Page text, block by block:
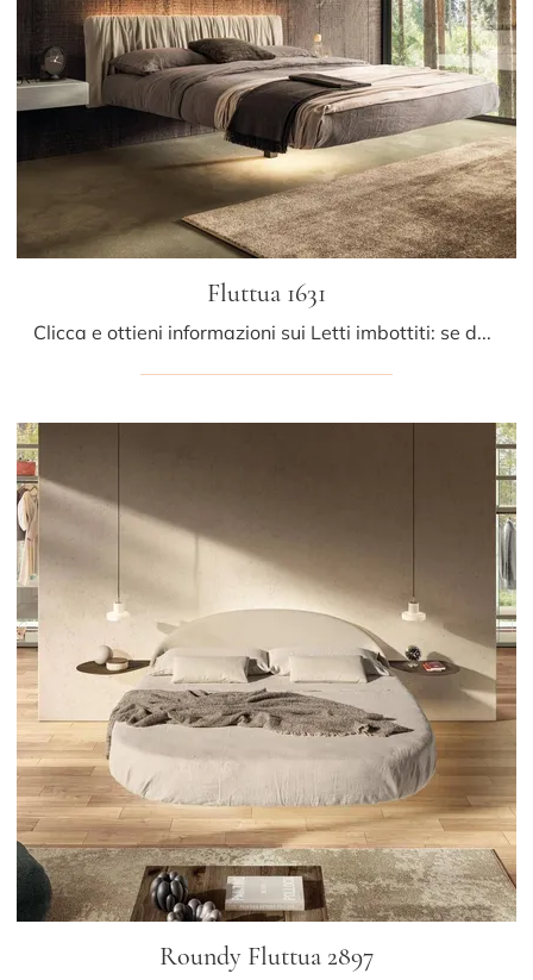
Fluttua 1631
Clicca e ottieni informazioni sui Letti imbottiti: se desideri modelli matrimoniali design, il modello Fluttua 1631 Lago fa per te.
Roundy Fluttua 2897